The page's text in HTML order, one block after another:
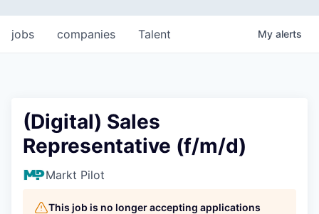
jobs companies Talent My alerts
(Digital) Sales
Representative (f/m/d)
Markt Pilot
This job is no longer accepting applications